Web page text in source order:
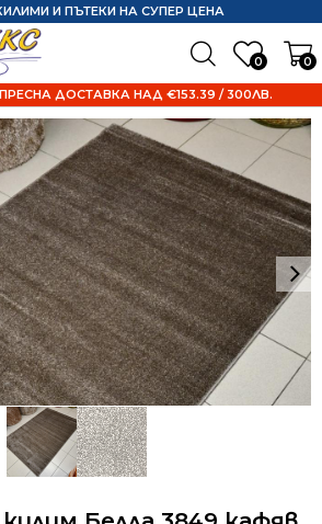
0 0
И ПЪТЕКИ НА СУПЕР ЦЕНА
ДОСТАВКА НАД €153.39 / 300ЛВ.